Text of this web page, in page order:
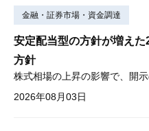
金融・証券市場・資金調達
安定配当型の方針が増え
方針
2026年08月03日